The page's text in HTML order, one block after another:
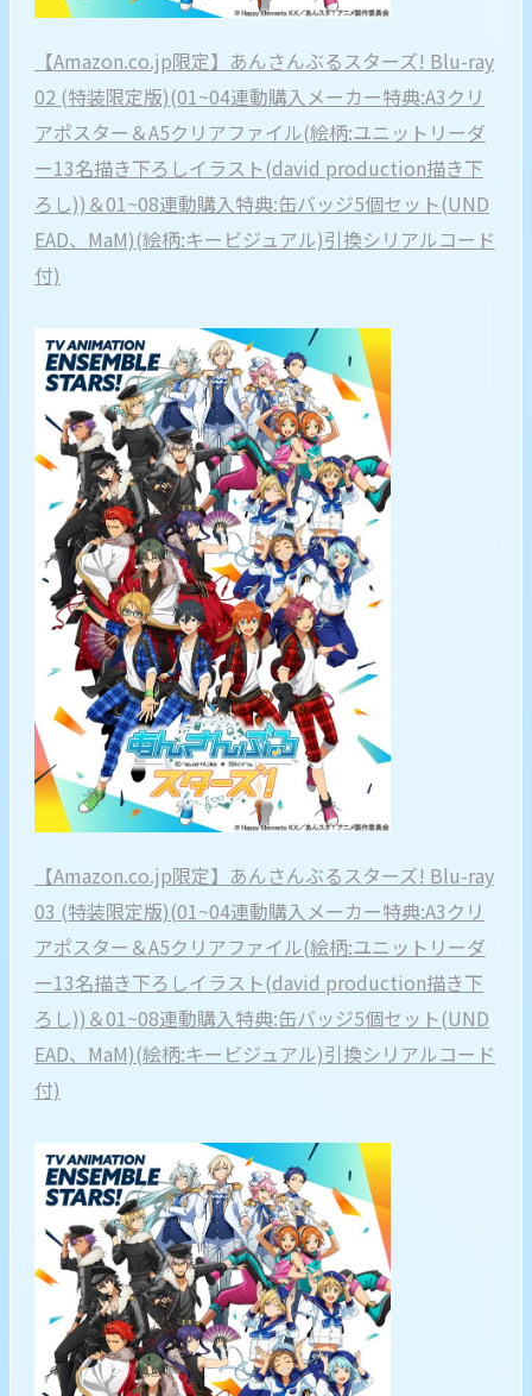
【Amazon.co.jp限定】あんさんぶるスターズ! Blu-ray
02 (特装限定版)(01~04連動購入メーカー特典:A3クリ
アポスター＆A5クリアファイル(絵柄:ユニットリーダ
ー13名描き下ろしイラスト(david production描き下
ろし))＆01~08連動購入特典:缶バッジ5個セット(UND
EAD、MaM)(絵柄:キービジュアル)引換シリアルコード
付)
【Amazon.co.jp限定】あんさんぶるスターズ! Blu-ray
03 (特装限定版)(01~04連動購入メーカー特典:A3クリ
アポスター＆A5クリアファイル(絵柄:ユニットリーダ
ー13名描き下ろしイラスト(david production描き下
ろし))＆01~08連動購入特典:缶バッジ5個セット(UND
EAD、MaM)(絵柄:キービジュアル)引換シリアルコード
付)